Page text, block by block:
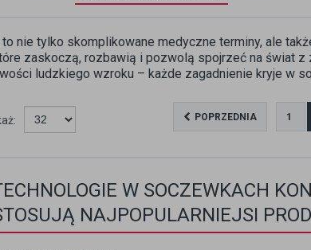
nie tylko skomplikowane medyczne terminy, ale
zaskoczą, rozbawią i pozwolą spojrzeć na świat z
ludzkiego wzroku – każde zagadnienie kryje w
POPRZEDNIA 1
W SOCZEWKACH
NAJPOPULARNIEJSI